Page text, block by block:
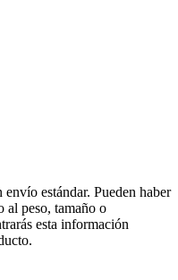
estándar. Pueden haber
al peso, tamaño o
esta información